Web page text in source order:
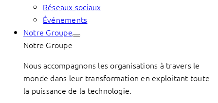
Réseaux sociaux
Événements
Notre Groupe
Notre Groupe
Nous accompagnons les organisations à travers le
monde dans leur transformation en exploitant toute
la puissance de la technologie.